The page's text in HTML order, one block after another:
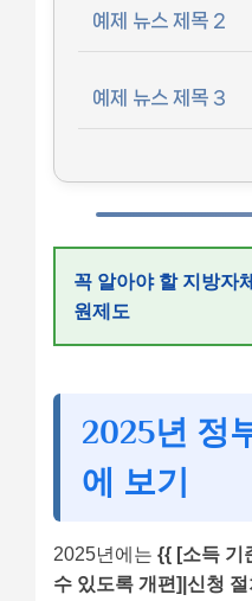
예제 뉴스 제목 2
예제 뉴스 제목 3
꼭 알아야 할 지방자
원제도
2025년 정
에 보기
2025년에는 {{ [소득 기
수 있도록 개편]|신청